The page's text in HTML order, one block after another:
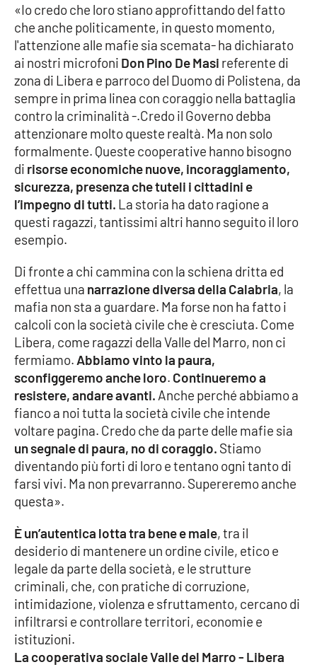
Good Morning Vietnam
Parchi Marini Calabria
Leggendo Alvaro insieme
Imprese Di Calabria
Le perfidie di Antonella Grippo
Venti di comunicazione
STREAMING
LaC TV
LaC Network
LaC OnAir
EDIZIONI
LOCALI
Catanzaro
Crotone
Vibo Valentia
Reggio Calabria
Cosenza
Lamezia Terme
«Io credo che loro stiano approfittando del fatto
che anche politicamente, in questo momento,
l'attenzione alle mafie sia scemata- ha dichiarato
ai nostri microfoni Don Pino De Masi referente di
zona di Libera e parroco del Duomo di Polistena, da
sempre in prima linea con coraggio nella battaglia
contro la criminalità -.Credo il Governo debba
attenzionare molto queste realtà. Ma non solo
formalmente. Queste cooperative hanno bisogno
di risorse economiche nuove, incoraggiamento,
sicurezza, presenza che tuteli i cittadini e
l’impegno di tutti. La storia ha dato ragione a
questi ragazzi, tantissimi altri hanno seguito il loro
esempio.
Di fronte a chi cammina con la schiena dritta ed
effettua una narrazione diversa della Calabria, la
mafia non sta a guardare. Ma forse non ha fatto i
calcoli con la società civile che è cresciuta. Come
Libera, come ragazzi della Valle del Marro, non ci
fermiamo. Abbiamo vinto la paura,
sconfiggeremo anche loro. Continueremo a
resistere, andare avanti. Anche perché abbiamo a
fianco a noi tutta la società civile che intende
voltare pagina. Credo che da parte delle mafie sia
un segnale di paura, no di coraggio. Stiamo
diventando più forti di loro e tentano ogni tanto di
farsi vivi. Ma non prevarranno. Supereremo anche
questa».
È un’autentica lotta tra bene e male, tra il
desiderio di mantenere un ordine civile, etico e
legale da parte della società, e le strutture
criminali, che, con pratiche di corruzione,
intimidazione, violenza e sfruttamento, cercano di
infiltrarsi e controllare territori, economie e
istituzioni.
La cooperativa sociale Valle del Marro - Libera